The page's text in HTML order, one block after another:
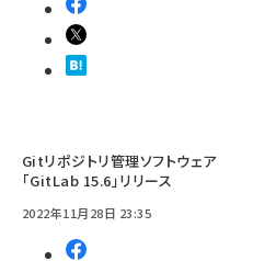
Gitリポジトリ管理ソフトウェア
「GitLab 15.6」リリース
2022年11月28日 23:35